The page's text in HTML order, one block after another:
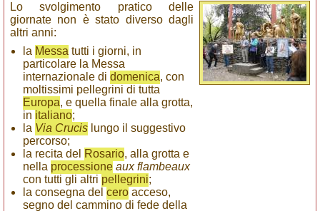
Lo svolgimento pratico delle
giornate non è stato diverso dagli
altri anni:
la Messa tutti i giorni, in
particolare la Messa
internazionale di domenica, con
moltissimi pellegrini di tutta
Europa, e quella finale alla grotta,
in italiano;
la Via Crucislungo il suggestivo
percorso;
la recita del Rosario, alla grotta e
nella processione aux flambeaux
con tutti gli altri pellegrini;
la consegna del ceroacceso,
segno del cammino di fede della